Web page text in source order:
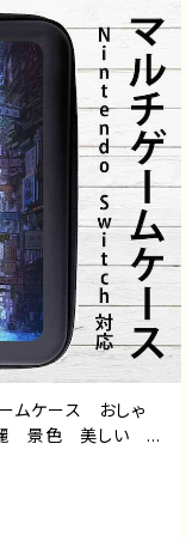
ムケース おしゃ
景色 美しい エ
ジック スイッチケ
すすめ 人気 イラ
ー 絵師 オリジナ